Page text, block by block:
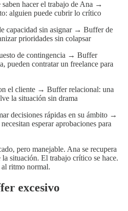
saben hacer el trabajo de Ana →
alguien puede cubrir lo crítico
capacidad sin asignar → Buffer de
prioridades sin colapsar
de contingencia → Buffer
pueden contratar un freelance para
el cliente → Buffer relacional: una
la situación sin drama
decisiones rápidas en su ámbito →
esperar aprobaciones para
pero manejable. Ana se recupera
situación. El trabajo crítico se hace.
ritmo normal.
excesivo